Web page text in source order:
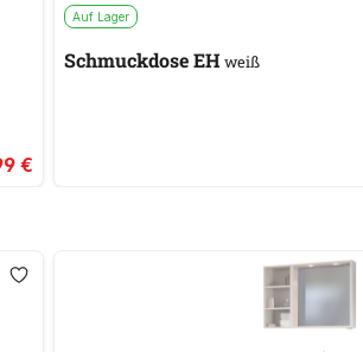
€
Auf Lager
Schmuckdose EH weiß